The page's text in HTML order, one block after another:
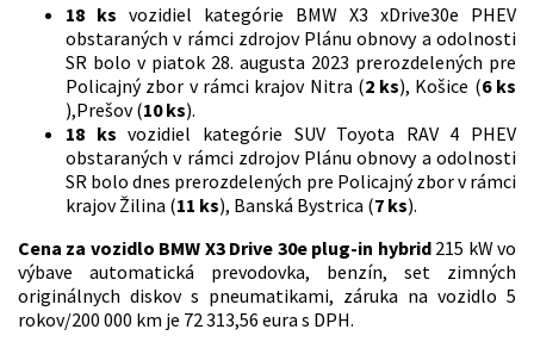
18 ks vozidiel kategórie BMW X3 xDrive30e PHEV
obstaraných v rámci zdrojov Plánu obnovy a odolnosti
SR bolo v piatok 28. augusta 2023 prerozdelených pre
Policajný zbor v rámci krajov Nitra (2 ks), Košice (6 ks
),Prešov (10 ks).
18 ks vozidiel kategórie SUV Toyota RAV 4 PHEV
obstaraných v rámci zdrojov Plánu obnovy a odolnosti
SR bolo dnes prerozdelených pre Policajný zbor v rámci
krajov Žilina (11 ks), Banská Bystrica (7 ks).
Cena za vozidlo BMW X3 Drive 30e plug-in hybrid215 kW vo
výbave automatická prevodovka, benzín, set zimných
originálnych diskov s pneumatikami, záruka na vozidlo 5
rokov/200 000 km je 72 313,56 eura s DPH.